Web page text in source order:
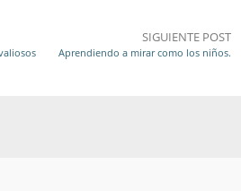
SIGUIENTE POST
Aprendiendo a mirar como los niños.